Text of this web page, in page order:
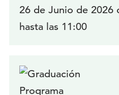
26 de Junio de 2026
hasta las 11:00